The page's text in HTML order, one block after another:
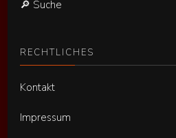
🔎 Suche
RECHTLICHES
Kontakt
Impressum